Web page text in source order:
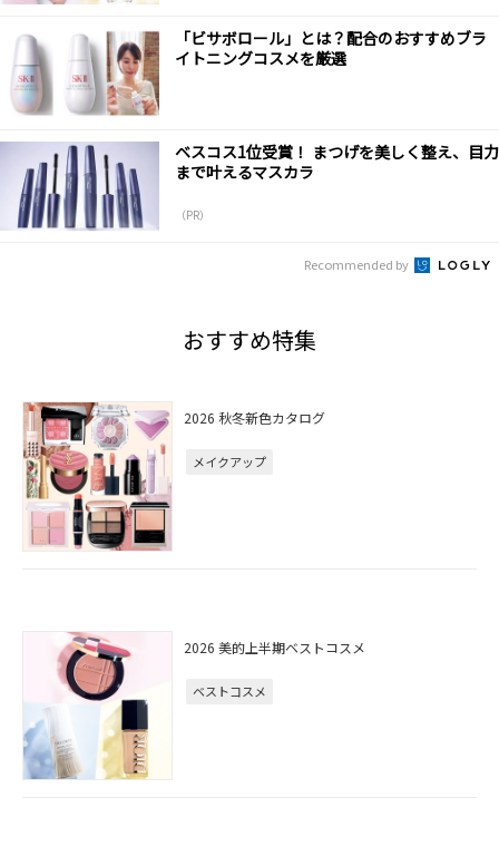
「ビサボロール」とは？配合のおすすめブラ
イトニングコスメを厳選
ベスコス1位受賞！ まつげを美しく整え、目力
まで叶えるマスカラ
（PR）
Recommended by
おすすめ特集
2026 秋冬新色カタログ
メイクアップ
2026 美的上半期ベストコスメ
ベストコスメ